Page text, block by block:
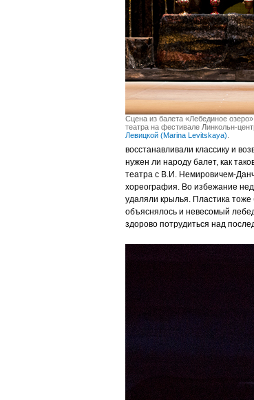
Сцена из балета «Лебединое
театра на фестивале Линкольн-
Левицкой (Marina Levitskaya)
восстанавливали классику и
нужен ли народу балет, как
театра с В.И. Немировичем-
хореография. Во избежание
удаляли крылья. Пластика
объяснялось и невесомый
здорово потрудиться над